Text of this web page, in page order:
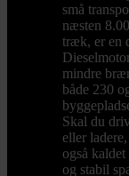
små
næsten
træk, er en
mindre
både 230
Skal du
eller
også
og stabil